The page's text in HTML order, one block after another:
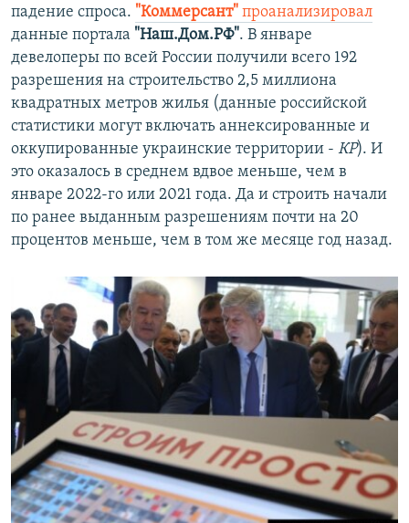
падение спроса. "Коммерсант" проанализировал
данные портала "Наш.Дом.РФ". В январе
девелоперы по всей России получили всего 192
разрешения на строительство 2,5 миллиона
квадратных метров жилья (данные российской
статистики могут включать аннексированные и
оккупированные украинские территории - КР). И
это оказалось в среднем вдвое меньше, чем в
январе 2022-го или 2021 года. Да и строить начали
по ранее выданным разрешениям почти на 20
процентов меньше, чем в том же месяце год назад.